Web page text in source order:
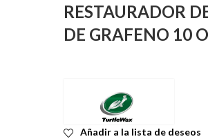
RESTAURADOR
DE GRAFENO 10
Añadir a la lista de deseos